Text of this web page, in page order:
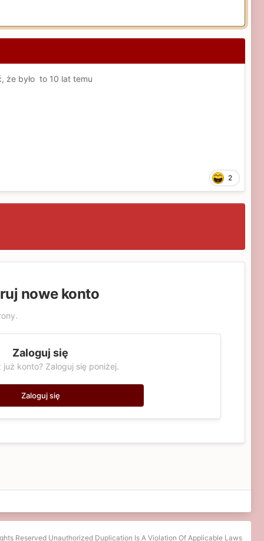
że było to 10 lat temu
2
nowe konto
Zaloguj się
już konto? Zaloguj się poniżej.
Zaloguj się
Reserved Unauthorized Duplication Is A Violation Of Applicable Laws